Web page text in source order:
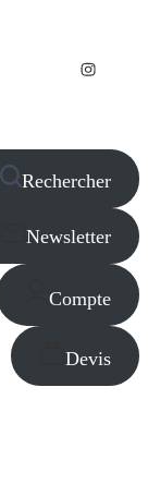
Rechercher
Newsletter
Compte
Devis